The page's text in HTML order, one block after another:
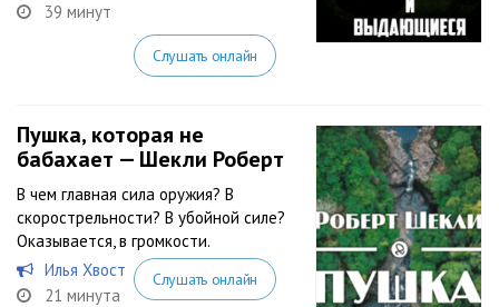
39 минут
Слушать онлайн
Пушка, которая не
бабахает — Шекли Роберт
В чем главная сила оружия? В
скорострельности? В убойной силе?
Оказывается, в громкости.
Илья Хвост
21 минута
Слушать онлайн